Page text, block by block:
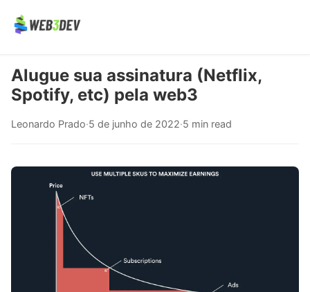
Alugue sua assinatura (Netflix,
Spotify, etc) pela web3
Leonardo Prado·5 de junho de 2022·5 min read